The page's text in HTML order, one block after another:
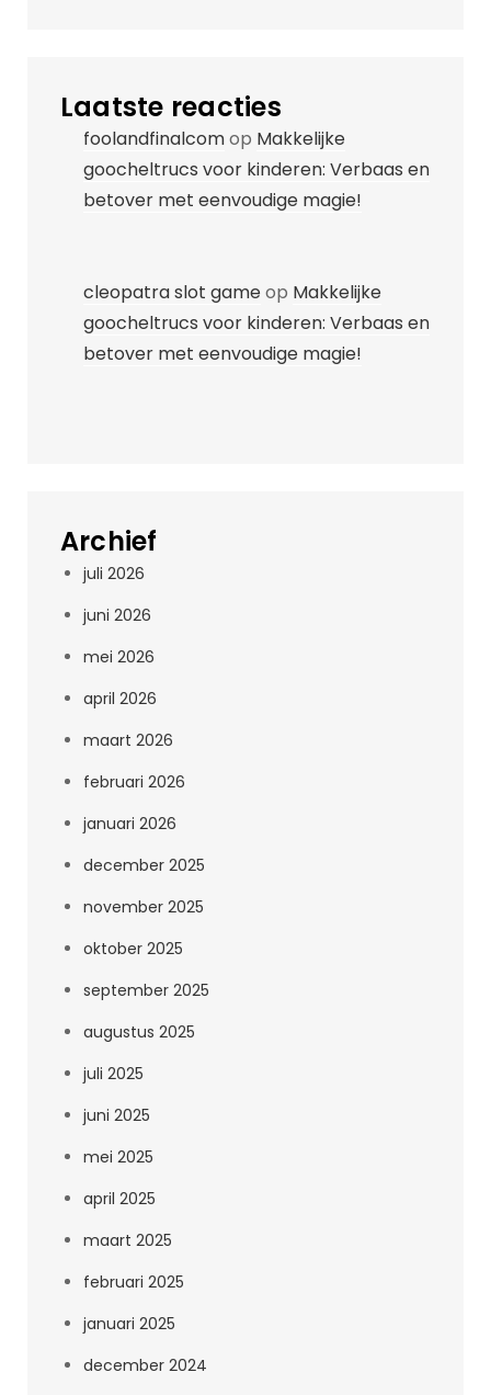
Laatste reacties
foolandfinalcomop Makkelijke
goocheltrucs voor kinderen: Verbaas en
betover met eenvoudige magie!
cleopatra slot gameop Makkelijke
goocheltrucs voor kinderen: Verbaas en
betover met eenvoudige magie!
Archief
juli 2026
juni 2026
mei 2026
april 2026
maart 2026
februari 2026
januari 2026
december 2025
november 2025
oktober 2025
september 2025
augustus 2025
juli 2025
juni 2025
mei 2025
april 2025
maart 2025
februari 2025
januari 2025
december 2024